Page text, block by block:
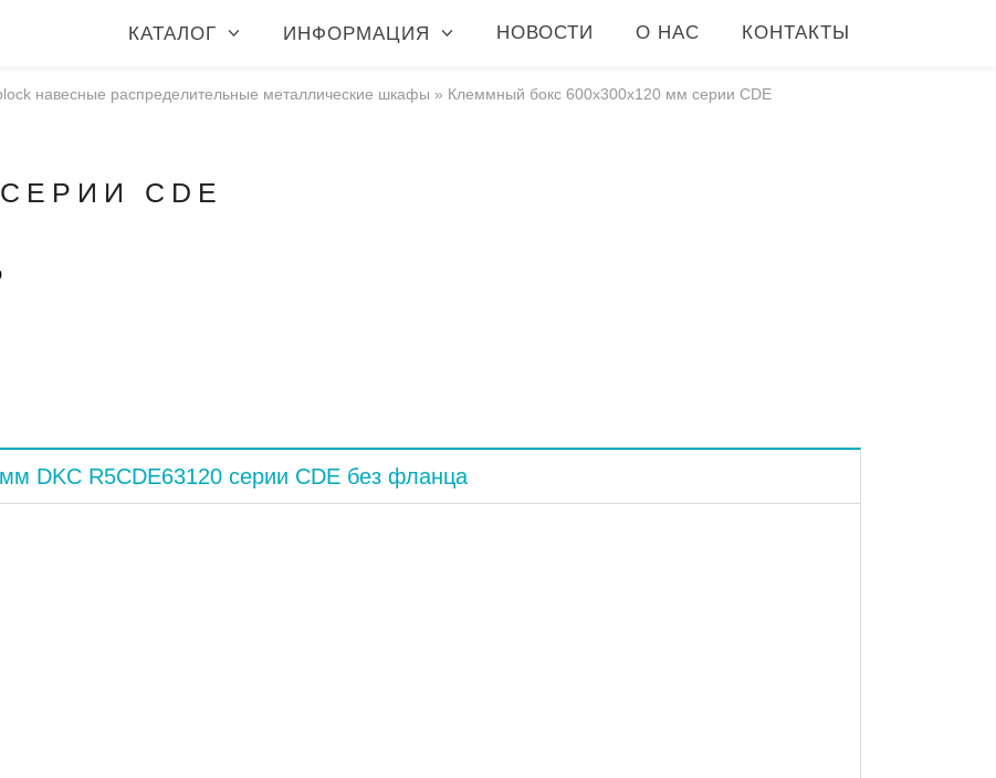
КАТАЛОГ ИНФОРМАЦИЯ НОВОСТИ О НАС КОНТАКТЫ
навесные распределительные металлические шкафы » Клеммный бокс 600x300x120 мм серии CDE
CDE
DKC R5CDE63120 серии CDE без фланца